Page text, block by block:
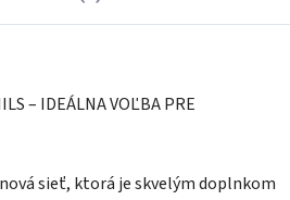
– IDEÁLNA VOĽBA PRE
sieť, ktorá je skvelým doplnkom